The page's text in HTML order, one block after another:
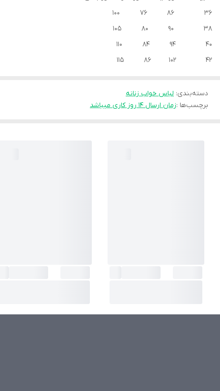
36 86 76 100
38 90 80 105
40 94 84 110
42 102 86 115
دسته‌بندی: لباس خواب زنانه
برچسب‌ها :زمان ارسال ۱۴ روز کاری میباشد